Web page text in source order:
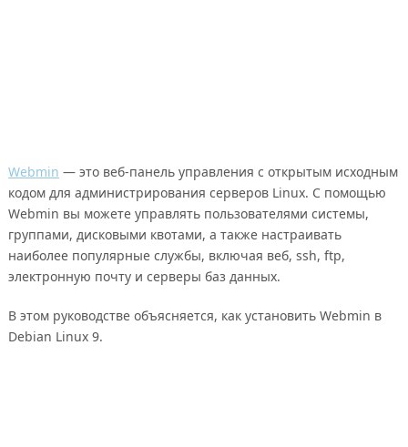
Webmin — это веб-панель управления с открытым исходным
кодом для администрирования серверов Linux. С помощью
Webmin вы можете управлять пользователями системы,
группами, дисковыми квотами, а также настраивать
наиболее популярные службы, включая веб, ssh, ftp,
электронную почту и серверы баз данных.
В этом руководстве объясняется, как установить Webmin в
Debian Linux 9.